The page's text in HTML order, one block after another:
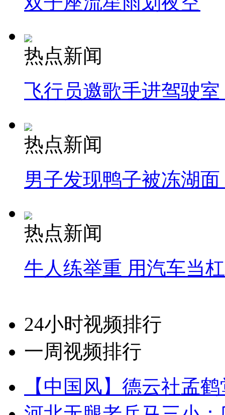
热点新闻
飞行员邀歌手进驾驶
热点新闻
男子发现鸭子被冻湖
热点新闻
牛人练举重 用汽车当
24小时视频排行
一周视频排行
【中国风】德云社孟